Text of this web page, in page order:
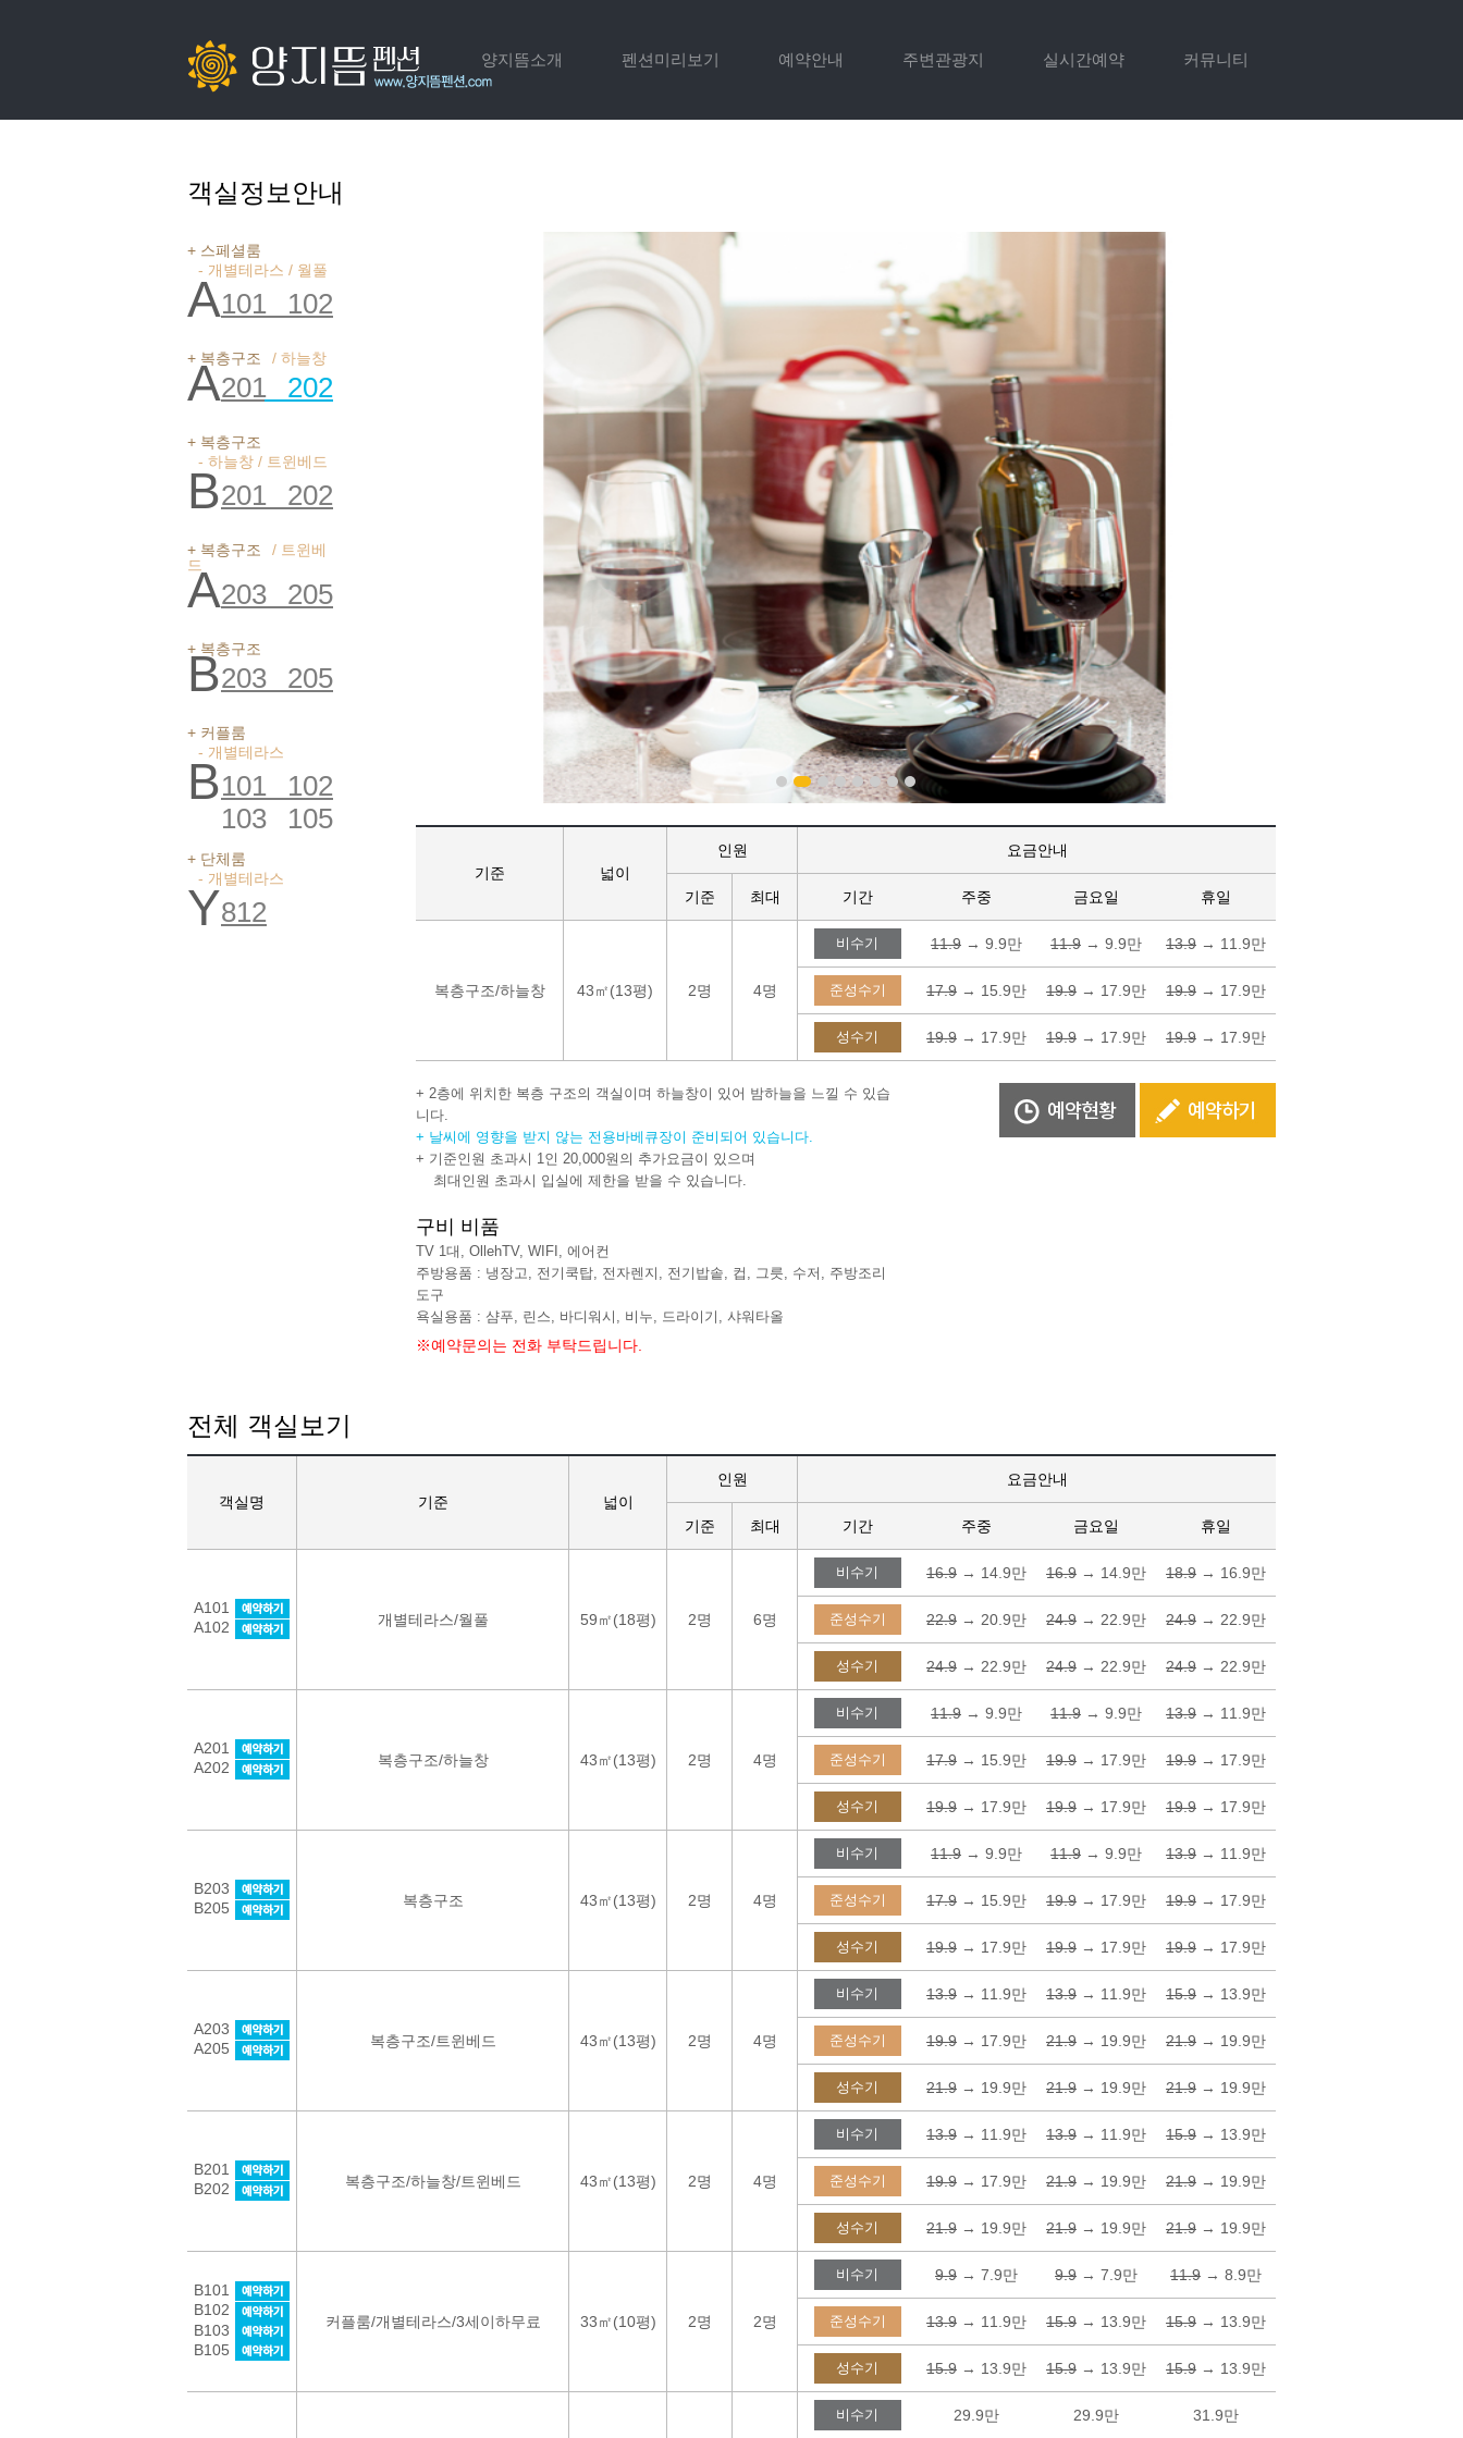
양지뜸소개 펜션미리보기 예약안내 주변관광지 실시간예약 커뮤니티
객실정보안내
+ 스페셜룸
- 개별테라스 / 월풀
A101102
+ 복층구조 / 하늘창
A201202
+ 복층구조
- 하늘창 / 트윈베드
B201202
+ 복층구조
/ 트윈베
드
A203205
+ 복층구조
B203205
+ 커플룸
- 개별테라스
B101102
103105
+ 단체룸
- 개별테라스
Y812
기준 넓이
인원 요금안내
기준 최대 기간 주중 금요일 휴일
복층구조/하늘창 43㎡(13평) 2명 4명
비수기 11.9 → 9.9만 11.9 → 9.9만 13.9 → 11.9만
준성수기 17.9 → 15.9만 19.9 → 17.9만 19.9 → 17.9만
성수기 19.9 → 17.9만 19.9 → 17.9만 19.9 → 17.9만
+ 2층에 위치한 복층 구조의 객실이며 하늘창이 있어 밤하늘을 느낄 수 있습
니다.
+ 날씨에 영향을 받지 않는 전용바베큐장이 준비되어 있습니다.
+ 기준인원 초과시 1인 20,000원의 추가요금이 있으며
최대인원 초과시 입실에 제한을 받을 수 있습니다.
구비 비품
TV 1대, OllehTV, WIFI, 에어컨
주방용품 : 냉장고, 전기쿡탑, 전자렌지, 전기밥솥, 컵, 그릇, 수저, 주방조리
도구
욕실용품 : 샴푸, 린스, 바디워시, 비누, 드라이기, 샤워타올
※예약문의는 전화 부탁드립니다.
전체 객실보기
객실명 기준 넓이
인원 요금안내
기준 최대 기간 주중 금요일 휴일
A101
A102
개별테라스/월풀 59㎡(18평) 2명 6명
비수기 16.9 → 14.9만 16.9 → 14.9만 18.9 → 16.9만
준성수기 22.9 → 20.9만 24.9 → 22.9만 24.9 → 22.9만
성수기 24.9 → 22.9만 24.9 → 22.9만 24.9 → 22.9만
A201
A202
복층구조/하늘창 43㎡(13평) 2명 4명
비수기 11.9 → 9.9만 11.9 → 9.9만 13.9 → 11.9만
준성수기 17.9 → 15.9만 19.9 → 17.9만 19.9 → 17.9만
성수기 19.9 → 17.9만 19.9 → 17.9만 19.9 → 17.9만
B203
B205
복층구조 43㎡(13평) 2명 4명
비수기 11.9 → 9.9만 11.9 → 9.9만 13.9 → 11.9만
준성수기 17.9 → 15.9만 19.9 → 17.9만 19.9 → 17.9만
성수기 19.9 → 17.9만 19.9 → 17.9만 19.9 → 17.9만
A203
A205
복층구조/트윈베드 43㎡(13평) 2명 4명
비수기 13.9 → 11.9만 13.9 → 11.9만 15.9 → 13.9만
준성수기 19.9 → 17.9만 21.9 → 19.9만 21.9 → 19.9만
성수기 21.9 → 19.9만 21.9 → 19.9만 21.9 → 19.9만
B201
B202
복층구조/하늘창/트윈베드 43㎡(13평) 2명 4명
비수기 13.9 → 11.9만 13.9 → 11.9만 15.9 → 13.9만
준성수기 19.9 → 17.9만 21.9 → 19.9만 21.9 → 19.9만
성수기 21.9 → 19.9만 21.9 → 19.9만 21.9 → 19.9만
B101
B102
B103
B105
커플룸/개별테라스/3세이하무료 33㎡(10평) 2명 2명
비수기 9.9 → 7.9만 9.9 → 7.9만 11.9 → 8.9만
준성수기 13.9 → 11.9만 15.9 → 13.9만 15.9 → 13.9만
성수기 15.9 → 13.9만 15.9 → 13.9만 15.9 → 13.9만
비수기 29.9만 29.9만 31.9만